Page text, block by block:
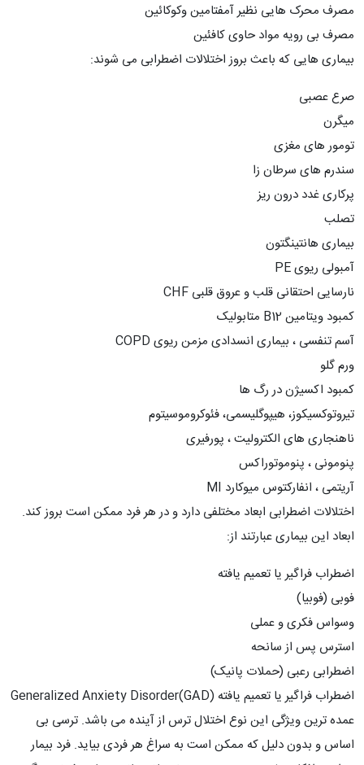
مصرف محرک هایی نظیر آمفتامین وکوکائین
مصرف بی رویه مواد حاوی کافئین
بیماری هایی که باعث بروز اختلالات اضطرابی می شوند:
صرع عصبی
میگرن
تومور های مغزی
سندرم های سرطان زا
پرکاری غدد درون ریز
تصلب
بیماری هانتینگتون
آمبولی ریوی PE
نارسایی احتقانی قلب و عروق قلبی CHF
کمبود ویتامین B12 متابولیک
آسم تنفسی ، بیماری انسدادی مزمن ریوی COPD
ورم گلو
کمبود اکسیژن در رگ ها
تیروتوکسیکوز، هیپوگلیسمی، فئوکروموسیتوم
ناهنجاری های الکترولیت ، پورفیری
پنومونی ، پنوموتوراکس
آریتمی ، انفارکتوس میوکارد MI
اختلالات اضطرابی ابعاد مختلفی دارد و در هر فرد ممکن است بروز کند.
ابعاد این بیماری عبارتند از:
اضطراب فراگیر یا تعمیم یافته
فوبی (فوبیا)
وسواس فکری و عملی
استرس پس از سانحه
اضطرابی رعبی (حملات پانیک)
اضطراب فراگیر یا تعمیم یافته Generalized Anxiety Disorder(GAD)
عمده ترین ویژگی این نوع اختلال ترس از آینده می باشد. ترسی بی
اساس و بدون دلیل که ممکن است به سراغ هر فردی بیاید. فرد بیمار